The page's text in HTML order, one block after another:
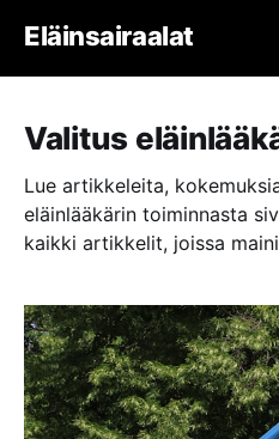
Eläinsairaalat
Valitus
Lue artikkeleita,
eläinlääkärin toiminnasta
kaikki artikkelit, joissa